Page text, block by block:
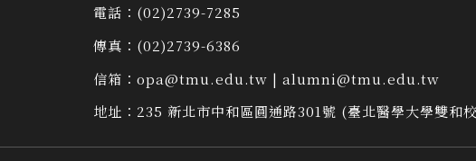
電話： (02)2739-7285
傳真： (02)2739-6386
信箱： opa@tmu.edu.tw | alumni@tmu.edu.tw
地址： 235 新北市中和區圓通路301號 (臺北醫學大學雙和